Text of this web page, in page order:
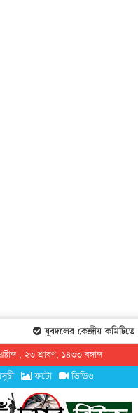
যুবদলের কেন্দ্রীয় কমিটিতে
, ২৩ শ্রাবণ, ১৪৩৩ বঙ্গাব্দ
ফটো ভিডিও